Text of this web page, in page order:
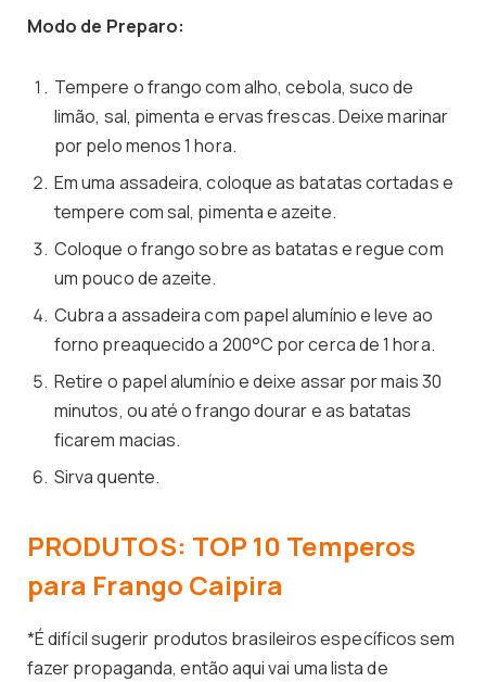
Modo de Preparo:
Tempere o frango com alho, cebola, suco de
limão, sal, pimenta e ervas frescas. Deixe marinar
por pelo menos 1 hora.
Em uma assadeira, coloque as batatas cortadas e
tempere com sal, pimenta e azeite.
Coloque o frango sobre as batatas e regue com
um pouco de azeite.
Cubra a assadeira com papel alumínio e leve ao
forno preaquecido a 200°C por cerca de 1 hora.
Retire o papel alumínio e deixe assar por mais 30
minutos, ou até o frango dourar e as batatas
ficarem macias.
Sirva quente.
PRODUTOS: TOP 10 Temperos
para Frango Caipira
*É difícil sugerir produtos brasileiros específicos sem
fazer propaganda, então aqui vai uma lista de